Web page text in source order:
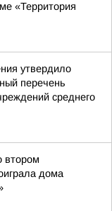
«Территория
утвердило
перечень
среднего
втором
дома